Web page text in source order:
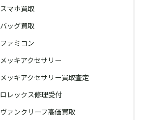
スマホ買取
バッグ買取
ファミコン
メッキアクセサリー
メッキアクセサリー買取査定
ロレックス修理受付
ヴァンクリーフ高価買取